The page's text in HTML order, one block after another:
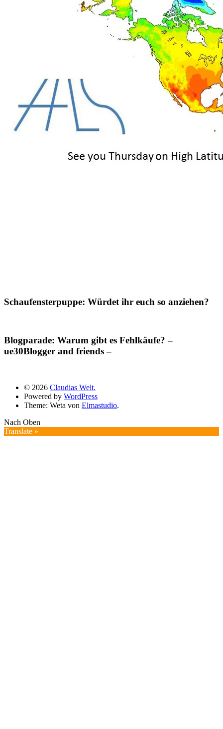
Schaufensterpuppe: Würdet ihr euch so anziehen?
Blogparade: Warum gibt es Fehlkäufe? –
ue30Blogger and friends –
© 2026 Claudias Welt.
Powered by WordPress
Theme: Weta von Elmastudio.
Nach Oben
Translate »